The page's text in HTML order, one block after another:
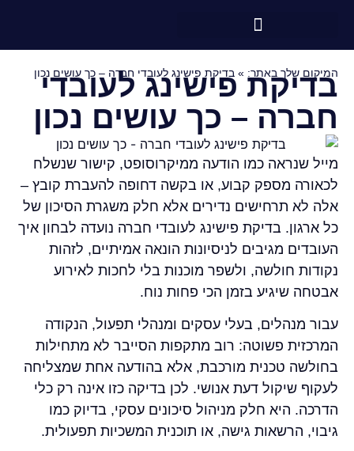
המיקום שלך באתר: » בדיקת פישינג לעובדי חברה – כך עושים נכון
בדיקת פישינג לעובדי
חברה – כך עושים נכון
מייל שנראה כמו הודעה ממיקרוסופט, קישור שנשלח
לכאורה מספק קבוע, או בקשה דחופה להעברת קובץ –
אלה לא תרחישים נדירים אלא חלק משגרת הסיכון של
כל ארגון. בדיקת פישינג לעובדי חברה נועדה לבחון איך
העובדים מגיבים לניסיונות הונאה אמיתיים, לזהות
נקודות חולשה, ולשפר מוכנות בלי לחכות לאירוע
אבטחה שיגיע בזמן הכי פחות נוח.
עבור מנהלים, בעלי עסקים ומנהלי תפעול, הנקודה
המרכזית פשוטה: רוב מתקפות הסייבר לא מתחילות
בחולשה טכנית מורכבת, אלא בהודעה אחת שמצליחה
לעקוף שיקול דעת אנושי. לכן בדיקה כזו אינה רק כלי
הדרכה. היא חלק מניהול סיכונים עסקי, בדיוק כמו
גיבוי, הרשאות גישה, או תוכנית המשכיות תפעולית.